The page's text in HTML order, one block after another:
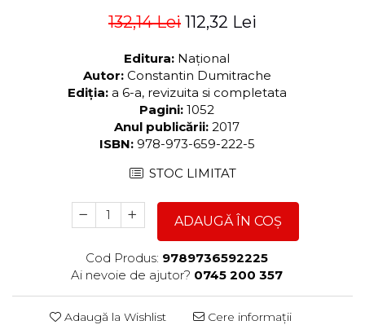
ULTIMELE EXEMPLARE
132,14 Lei 112,32 Lei
Editura: Național
Autor: Constantin Dumitrache
Ediția: a 6-a, revizuita si completata
Pagini: 1052
Anul publicării: 2017
ISBN: 978-973-659-222-5
STOC LIMITAT
ADAUGĂ ÎN COȘ
Cod Produs: 9789736592225
Ai nevoie de ajutor? 0745 200 357
Adaugă la Wishlist Cere informații